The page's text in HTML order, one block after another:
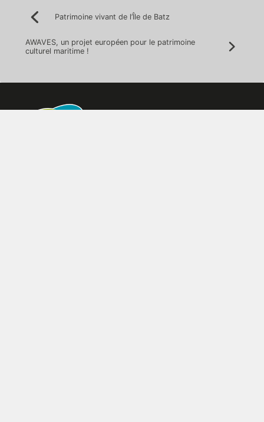
Navigation
de
l’article
Précédent:Patrimoine vivant de l’Île de Batz
AWAVES, un projet européen pour le patrimoine
culturel maritime !